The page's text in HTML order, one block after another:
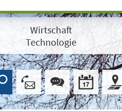
Wirtschaft
Technologie